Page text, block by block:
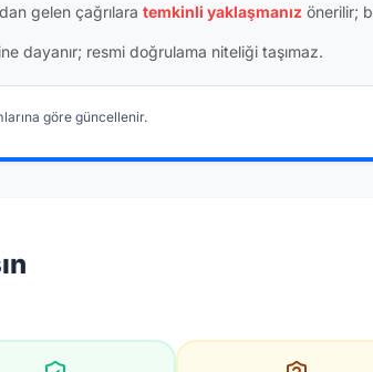
gelen çağrılara temkinli yaklaşmanız önerilir;
dayanır; resmi doğrulama niteliği taşımaz.
göre güncellenir.